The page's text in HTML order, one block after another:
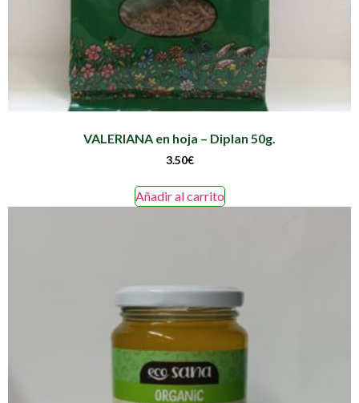
VALERIANA en hoja – Diplan 50g.
3.50€
Añadir al carrito